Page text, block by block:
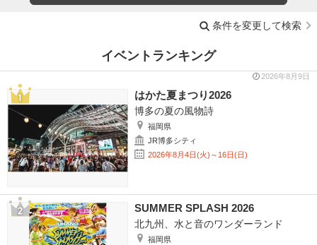
条件を変更して検索
イベントランキング
2026年8月9日
はかた夏まつり2026
博多の夏の風物詩
福岡県
JR博多シティ
2026年8月4日(火)～16日(日)
SUMMER SPLASH 2026
北九州、水と音のワンダーランド
福岡県